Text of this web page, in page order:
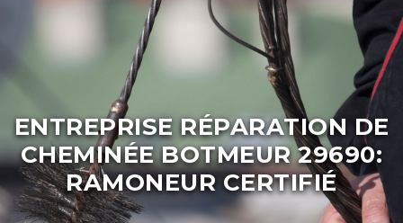
ENTREPRISE RÉPARATION DE
CHEMINÉE BOTMEUR 29690:
RAMONEUR CERTIFIÉ